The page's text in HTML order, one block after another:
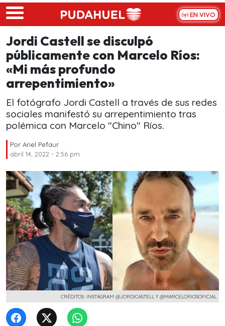
Skip to main content
EN VIVO
Jordi Castell se disculpó
públicamente con Marcelo Ríos:
«Mi más profundo
arrepentimiento»
El fotógrafo Jordi Castell a través de sus redes
sociales manifestó su arrepentimiento tras
polémica con Marcelo "Chino" Ríos.
Por Ariel Pefaur
abril 14, 2022 - 2:56 pm
CRÉDITOS: INSTAGRAM @JORDICASTELL Y @MARCELORIOSOFICIAL